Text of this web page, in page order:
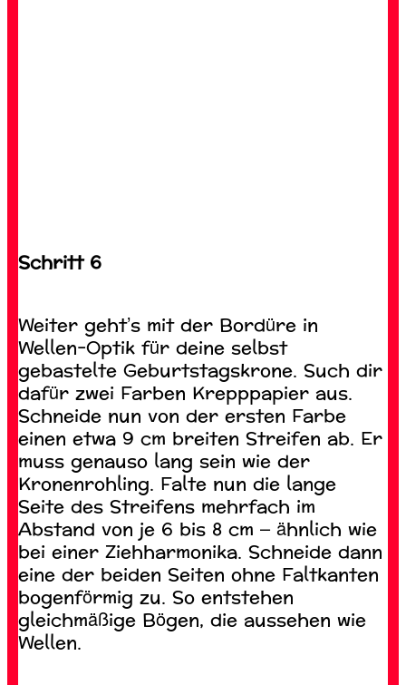
Schritt 6
Weiter geht’s mit der Bordüre in
Wellen-Optik für deine selbst
gebastelte Geburtstagskrone. Such dir
dafür zwei Farben Krepppapier aus.
Schneide nun von der ersten Farbe
einen etwa 9 cm breiten Streifen ab. Er
muss genauso lang sein wie der
Kronenrohling. Falte nun die lange
Seite des Streifens mehrfach im
Abstand von je 6 bis 8 cm – ähnlich wie
bei einer Ziehharmonika. Schneide dann
eine der beiden Seiten ohne Faltkanten
bogenförmig zu. So entstehen
gleichmäßige Bögen, die aussehen wie
Wellen.